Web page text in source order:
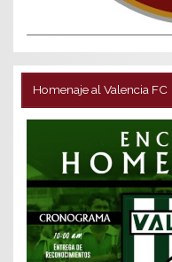
Homenaje al Valencia FC